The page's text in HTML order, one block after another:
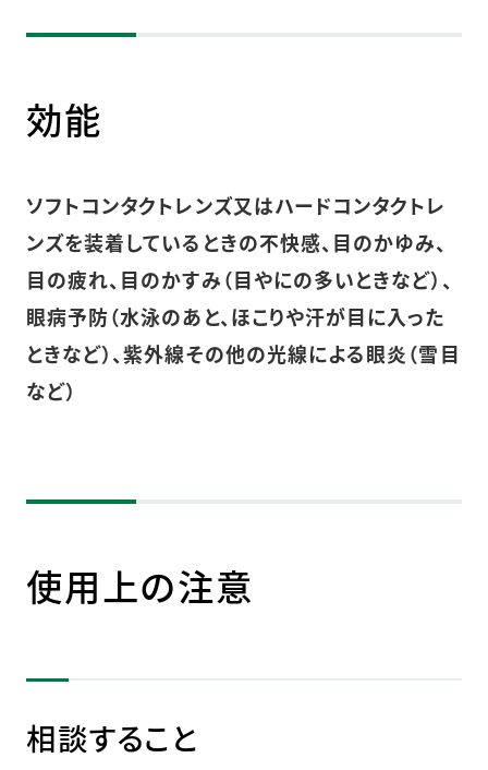
効能
ソフトコンタクトレンズ又はハードコンタクトレ
ンズを装着しているときの不快感、目のかゆみ、
目の疲れ、目のかすみ（目やにの多いときなど）、
眼病予防（水泳のあと、ほこりや汗が目に入った
ときなど）、紫外線その他の光線による眼炎（雪目
など）
使用上の注意
相談すること